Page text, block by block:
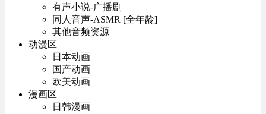
有声小说-广播剧
同人音声-ASMR [全年龄]
其他音频资源
动漫区
日本动画
国产动画
欧美动画
漫画区
日韩漫画